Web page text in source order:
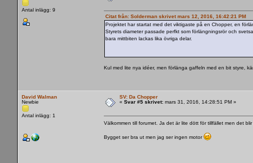
Antal inlägg: 9
Citat från: Solderman skrivet mars 12, 2016, 16:42:21 PM
Projektet har startat med det viktigaste på en Chopper, en
Styrets diameter passade perfkt som förlängningsrör och
bara mittbiten lackas lika övriga delar.
Kul med lite nya idéer, men förlänga gaffeln med en bit styre,
David Walman
Newbie
Antal inlägg: 1
SV: Da Chopper
«Svar #5 skrivet: mars 31, 2016, 14:28:51 PM »
Välkommen till forumet. Ja det är lite dött för tillfället men det
Bygget ser bra ut men jag ser ingen motor